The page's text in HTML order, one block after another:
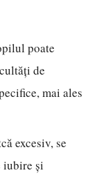
poate
de
mai ales
excesiv, se
iubire și